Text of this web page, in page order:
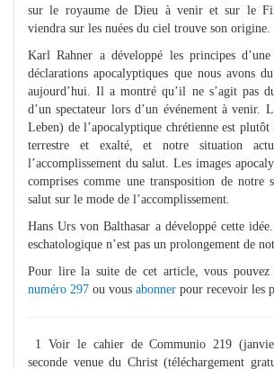
sur le royaume de Dieu à venir et sur le
viendra sur les nuées du ciel trouve son origine.
Karl Rahner a développé les principes d’une
déclarations apocalyptiques que nous avons
aujourd’hui. Il a montré qu’il ne s’agit pas
d’un spectateur lors d’un événement à venir.
Leben) de l’apocalyptique chrétienne est
terrestre et exalté, et notre situation
l’accomplissement du salut. Les images
comprises comme une transposition de notre
salut sur le mode de l’accomplissement.
Hans Urs von Balthasar a développé cette
eschatologique n’est pas un prolongement de
Pour lire la suite de cet article, vous
numéro 297 ou vous abonner pour recevoir les
1 Voir le cahier de Communio 219
seconde venue du Christ (téléchargement